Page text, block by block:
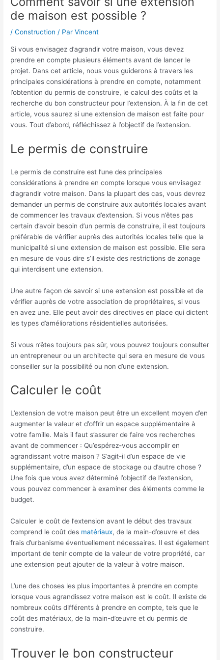
de maison est possible ?
/Construction / ParVincent
Si vous envisagez d’agrandir votre maison, vous devez
prendre en compte plusieurs éléments avant de lancer le
projet. Dans cet article, nous vous guiderons à travers les
principales considérations à prendre en compte, notamment
l’obtention du permis de construire, le calcul des coûts et la
recherche du bon constructeur pour l’extension. À la fin de cet
article, vous saurez si une extension de maison est faite pour
vous. Tout d’abord, réfléchissez à l’objectif de l’extension.
Le permis de construire
Le permis de construire est l’une des principales
considérations à prendre en compte lorsque vous envisagez
d’agrandir votre maison. Dans la plupart des cas, vous devrez
demander un permis de construire aux autorités locales avant
de commencer les travaux d’extension. Si vous n’êtes pas
certain d’avoir besoin d’un permis de construire, il est toujours
préférable de vérifier auprès des autorités locales telle que la
municipalité si une extension de maison est possible. Elle sera
en mesure de vous dire s’il existe des restrictions de zonage
qui interdisent une extension.
Une autre façon de savoir si une extension est possible et de
vérifier auprès de votre association de propriétaires, si vous
en avez une. Elle peut avoir des directives en place qui dictent
les types d’améliorations résidentielles autorisées.
Si vous n’êtes toujours pas sûr, vous pouvez toujours consulter
un entrepreneur ou un architecte qui sera en mesure de vous
conseiller sur la possibilité ou non d’une extension.
Calculer le coût
L’extension de votre maison peut être un excellent moyen d’en
augmenter la valeur et d’offrir un espace supplémentaire à
votre famille. Mais il faut s’assurer de faire vos recherches
avant de commencer : Qu’espérez-vous accomplir en
agrandissant votre maison ? S’agit-il d’un espace de vie
supplémentaire, d’un espace de stockage ou d’autre chose ?
Une fois que vous avez déterminé l’objectif de l’extension,
vous pouvez commencer à examiner des éléments comme le
budget.
Calculer le coût de l’extension avant le début des travaux
comprend le coût des matériaux, de la main-d’œuvre et des
frais d’urbanisme éventuellement nécessaires. Il est également
important de tenir compte de la valeur de votre propriété, car
une extension peut ajouter de la valeur à votre maison.
L’une des choses les plus importantes à prendre en compte
lorsque vous agrandissez votre maison est le coût. Il existe de
nombreux coûts différents à prendre en compte, tels que le
coût des matériaux, de la main-d’œuvre et du permis de
construire.
Trouver le bon constructeur